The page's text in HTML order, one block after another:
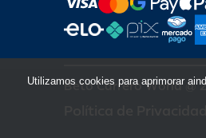
Beto Carrero World @
Utilizamos cookies para aprimorar